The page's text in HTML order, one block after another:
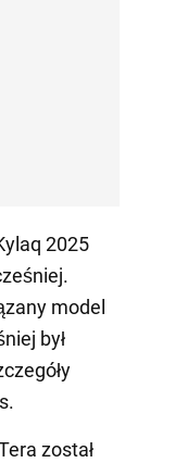
2025
model
był
został